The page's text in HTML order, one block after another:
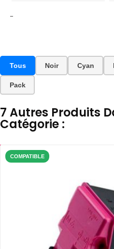
-
Tous Noir Cyan
Pack
7 Autres Produits
Catégorie :
COMPATIBLE